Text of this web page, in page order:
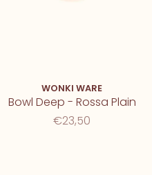
WONKI WARE
Bowl Deep - Rossa Plain
€23,50